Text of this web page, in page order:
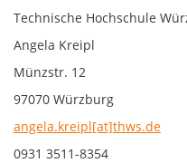
Technische Hochschule
Angela Kreipl
Münzstr. 12
97070 Würzburg
angela.kreipl[at]thws.de
0931 3511-8354